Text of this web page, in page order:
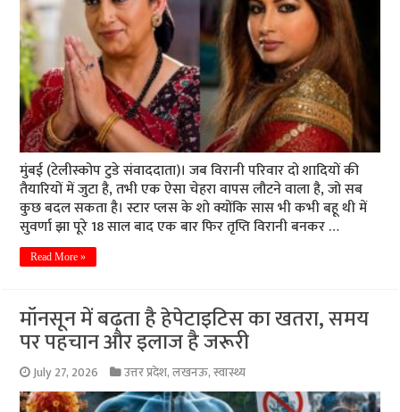
मुंबई (टेलीस्कोप टुडे संवाददाता)। जब विरानी परिवार दो शादियों की
तैयारियों में जुटा है, तभी एक ऐसा चेहरा वापस लौटने वाला है, जो सब
कुछ बदल सकता है। स्टार प्लस के शो क्योंकि सास भी कभी बहू थी में
सुवर्णा झा पूरे 18 साल बाद एक बार फिर तृप्ति विरानी बनकर …
Read More »
मॉनसून में बढ़ता है हेपेटाइटिस का खतरा, समय
पर पहचान और इलाज है जरूरी
July 27, 2026 उत्तर प्रदेश,लखनऊ,स्वास्थ्य